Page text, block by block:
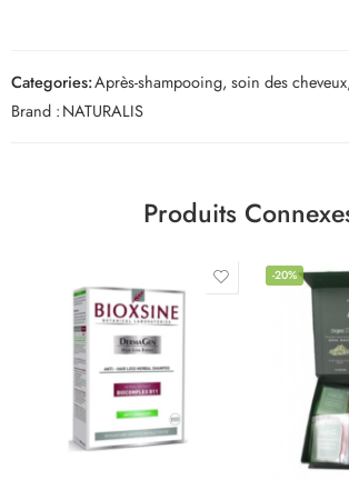
Categories:Après-shampooing, soin des cheveux,
Brand :NATURALIS
Produits
-20%